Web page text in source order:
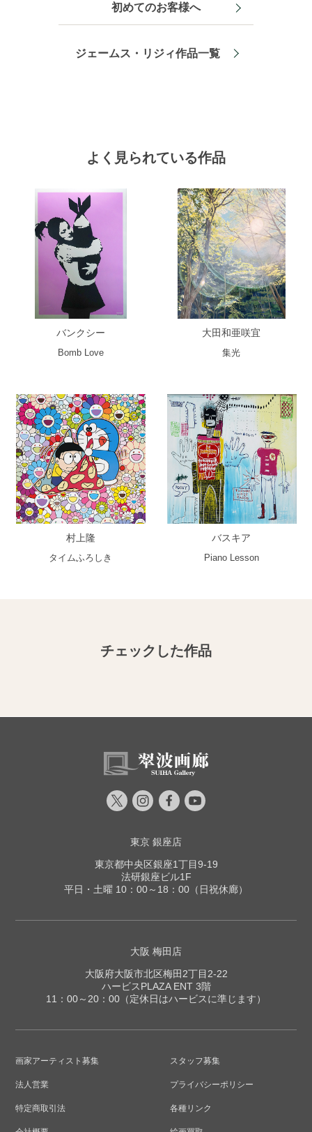
初めてのお客様へ
ジェームス・リジィ作品一覧
よく見られている作品
バンクシー
Bomb Love
大田和亜咲宜
集光
村上隆
タイムふろしき
バスキア
Piano Lesson
チェックした作品
東京 銀座店
東京都中央区銀座1丁目9-19
法研銀座ビル1F
平日・土曜 10：00～18：00（日祝休廊）
大阪 梅田店
大阪府大阪市北区梅田2丁目2-22
ハービスPLAZA ENT 3階
11：00～20：00（定休日はハービスに準じます）
画家アーティスト募集 スタッフ募集
法人営業 プライバシーポリシー
特定商取引法 各種リンク